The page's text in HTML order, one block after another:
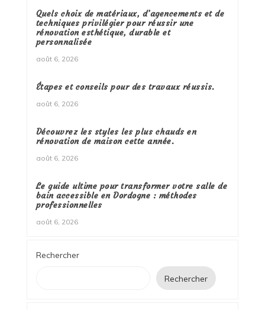
Quels choix de matériaux, d’agencements et de
techniques privilégier pour réussir une
rénovation esthétique, durable et
personnalisée
août 6, 2026
Étapes et conseils pour des travaux réussis.
août 6, 2026
Découvrez les styles les plus chauds en
rénovation de maison cette année.
août 6, 2026
Le guide ultime pour transformer votre salle de
bain accessible en Dordogne : méthodes
professionnelles
août 6, 2026
Rechercher
Rechercher